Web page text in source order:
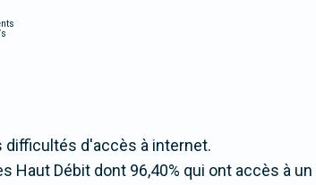
difficultés d'accès à internet.
Haut Débit dont 96,40% qui ont accès à un